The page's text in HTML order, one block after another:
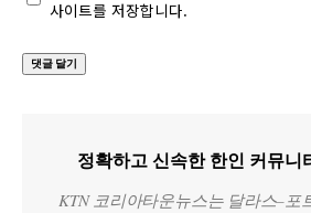
사이트를 저장합니다.
정확하고 신속한 한인 커뮤니
KTN 코리아타운뉴스는 달라스–포